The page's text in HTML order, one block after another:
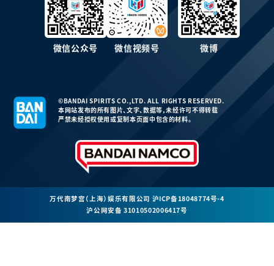
微信公众号 微信视频号 微博
©BANDAI SPIRITS CO.,LTD. ALL RIGHTS RESERVED.
本网站发布的所有图片、文字、数据等，未经许可不得转载
严禁未经授权使用或复制本页面中包含的材料。
万代南梦宫（上海）娱乐有限公司 沪ICP备18048774号-4
沪公网安备 31010502006417号